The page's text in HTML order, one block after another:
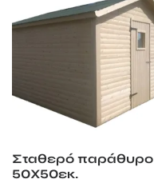
Σταθερό παράθυρο
50Χ50εκ.